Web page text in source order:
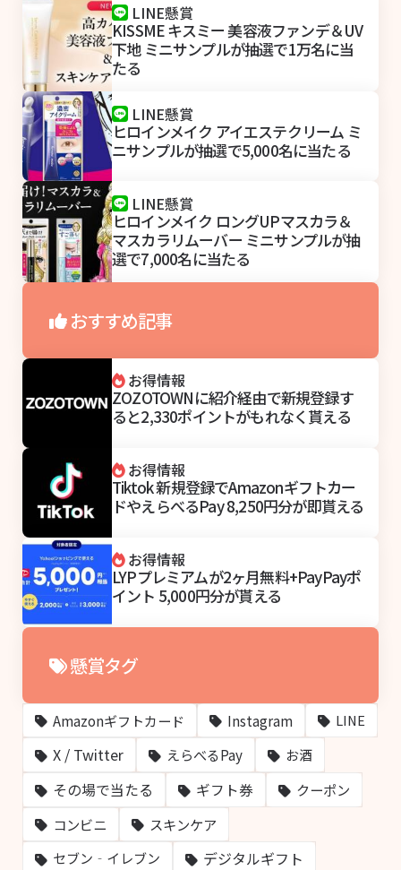
LINE懸賞
KISSME キスミー 美容液ファンデ＆UV
下地 ミニサンプルが抽選で1万名に当
たる
LINE懸賞
ヒロインメイク アイエステクリーム ミ
ニサンプルが抽選で5,000名に当たる
LINE懸賞
ヒロインメイク ロングUPマスカラ＆
マスカラリムーバー ミニサンプルが抽
選で7,000名に当たる
おすすめ記事
お得情報
ZOZOTOWNに紹介経由で新規登録す
ると2,330ポイントがもれなく貰える
お得情報
Tiktok 新規登録でAmazonギフトカー
ドやえらべるPay 8,250円分が即貰える
お得情報
LYPプレミアムが2ヶ月無料+PayPayポ
イント 5,000円分が貰える
懸賞タグ
Amazonギフトカード Instagram LINE
X / Twitter えらべるPay お酒
その場で当たる ギフト券
クーポン
コンビニ
スキンケア
セブン‐イレブン デジタルギフト